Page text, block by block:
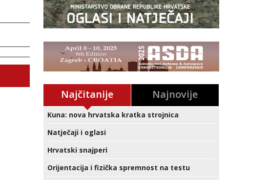
Najčitanije Najnovije
Kuna: nova hrvatska kratka strojnica
Natječaji i oglasi
Hrvatski snajperi
Orijentacija i fizička spremnost na testu